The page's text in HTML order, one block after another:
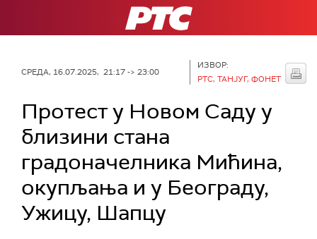
РТС
СРЕДА, 16.07.2025, 21:17 -> 23:00
ИЗВОР:
РТС, ТАНЈУГ, ФОНЕТ
Протест у Новом Саду у
близини стана
градоначелника Мићина,
окупљања и у Београду,
Ужицу, Шапцу